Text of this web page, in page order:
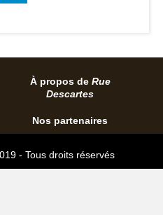
À propos de Rue
Descartes
Nos partenaires
- Tous droits réservés